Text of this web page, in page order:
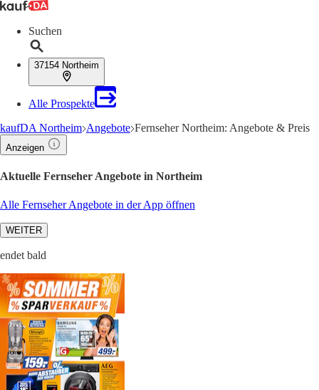
Suchen
37154 Northeim
Alle Prospekte
kaufDA Northeim Angebote Fernseher Northeim: Angebote & Preis
Anzeigen
Aktuelle Fernseher Angebote in Northeim
Alle Fernseher Angebote in der App öffnen
WEITER
endet bald